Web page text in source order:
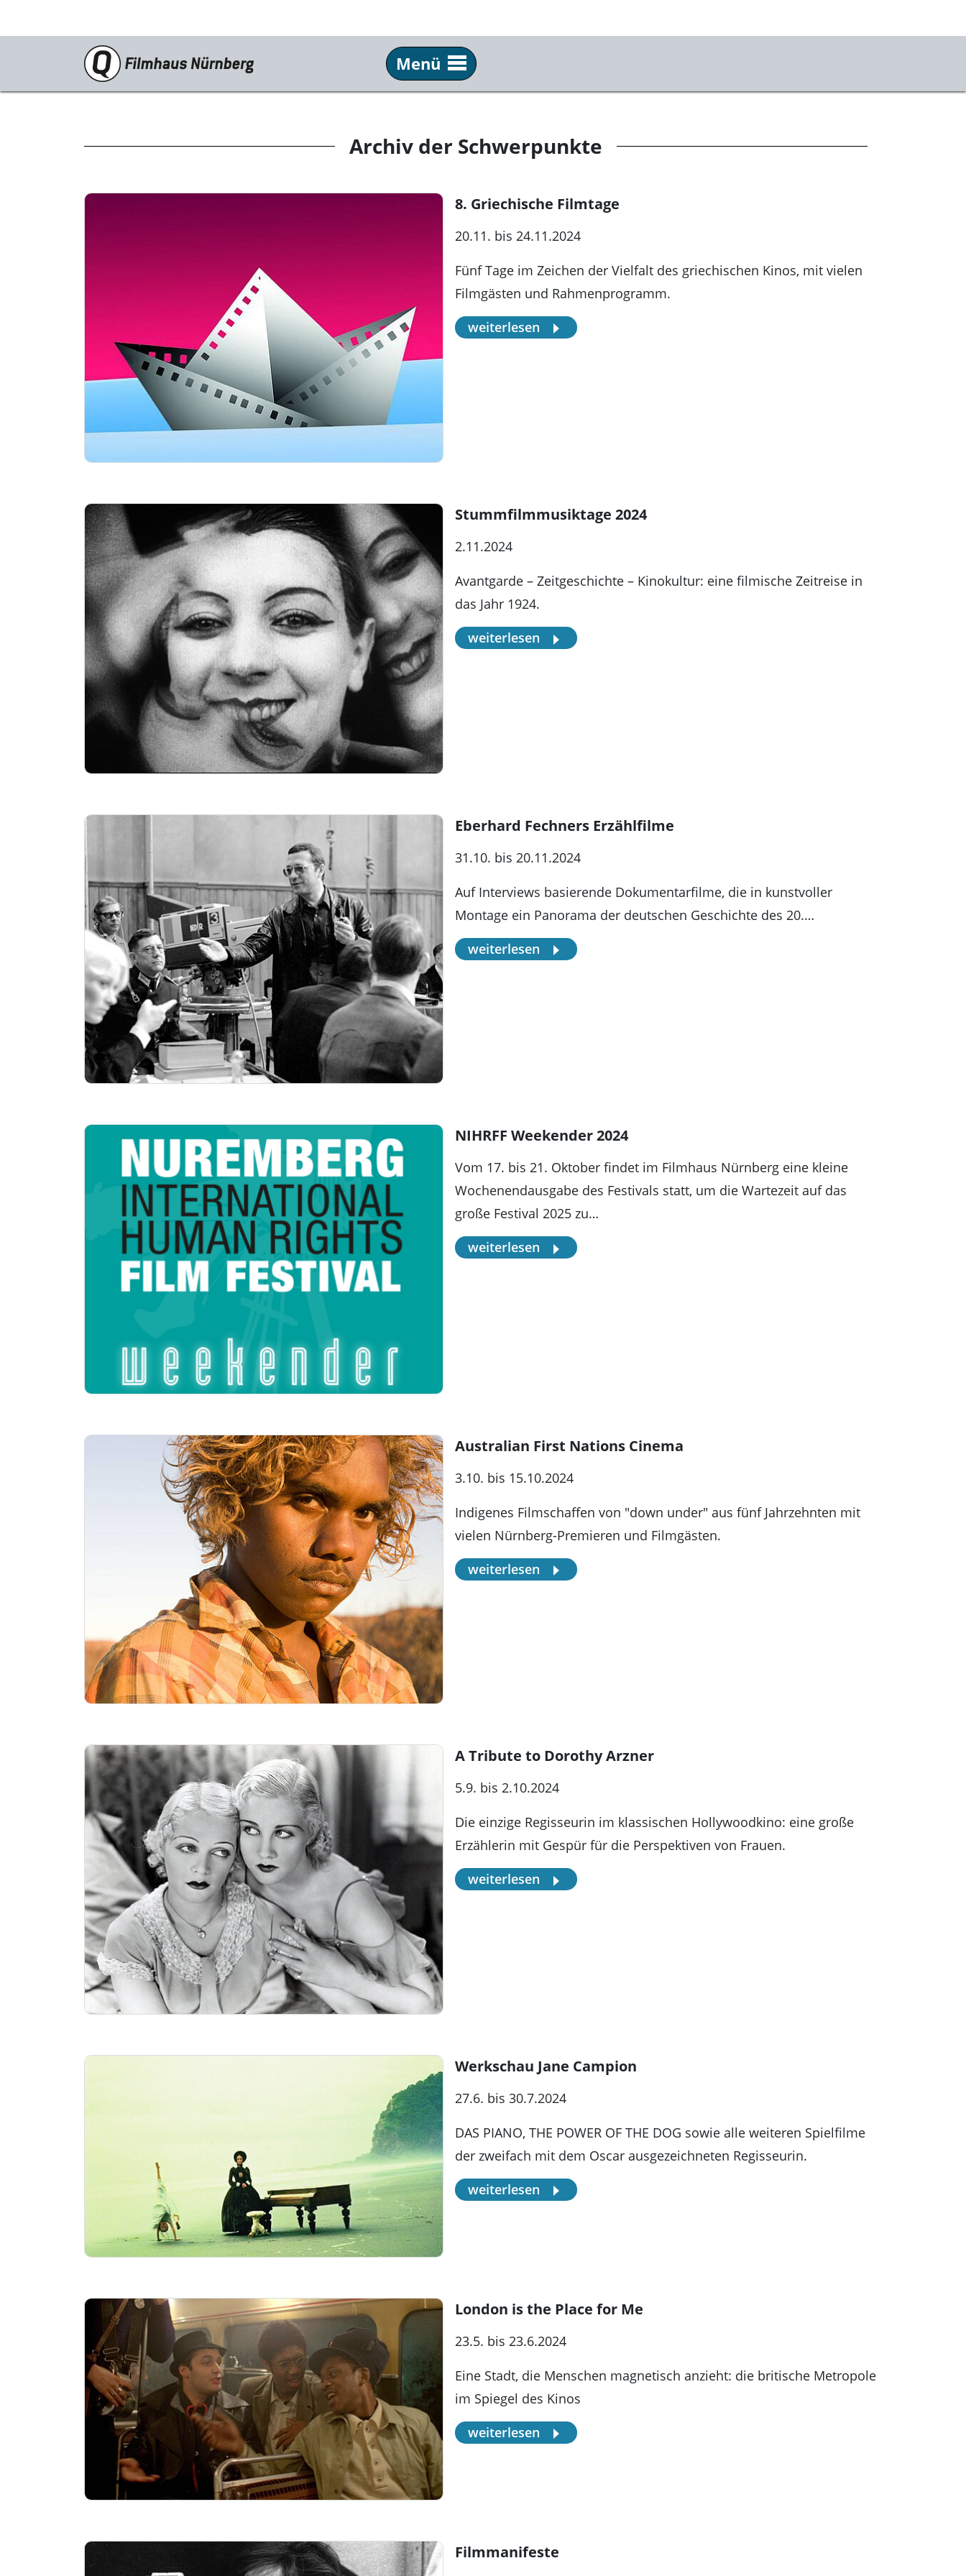
Menü
Programm
Reprise
Essentials
kino2online
Info
Team & Praktikum
Kommkino e. V.
Service
Anfahrt & Besuch
Newsletter
KunstKulturQuartier
Archiv der Schwerpunkte
8. Griechische Filmtage
20.11. bis 24.11.2024
Fünf Tage im Zeichen der Vielfalt des griechischen Kinos, mit vielen
Filmgästen und Rahmenprogramm.
weiterlesen
Stummfilmmusiktage 2024
2.11.2024
Avantgarde – Zeitgeschichte – Kinokultur: eine filmische Zeitreise in
das Jahr 1924.
weiterlesen
Eberhard Fechners Erzählfilme
31.10. bis 20.11.2024
Auf Interviews basierende Dokumentarfilme, die in kunstvoller
Montage ein Panorama der deutschen Geschichte des 20.…
weiterlesen
NIHRFF Weekender 2024
Vom 17. bis 21. Oktober findet im Filmhaus Nürnberg eine kleine
Wochenendausgabe des Festivals statt, um die Wartezeit auf das
große Festival 2025 zu…
weiterlesen
Australian First Nations Cinema
3.10. bis 15.10.2024
Indigenes Filmschaffen von "down under" aus fünf Jahrzehnten mit
vielen Nürnberg-Premieren und Filmgästen.
weiterlesen
A Tribute to Dorothy Arzner
5.9. bis 2.10.2024
Die einzige Regisseurin im klassischen Hollywoodkino: eine große
Erzählerin mit Gespür für die Perspektiven von Frauen.
weiterlesen
Werkschau Jane Campion
27.6. bis 30.7.2024
DAS PIANO, THE POWER OF THE DOG sowie alle weiteren Spielfilme
der zweifach mit dem Oscar ausgezeichneten Regisseurin.
weiterlesen
London is the Place for Me
23.5. bis 23.6.2024
Eine Stadt, die Menschen magnetisch anzieht: die britische Metropole
im Spiegel des Kinos
weiterlesen
Filmmanifeste